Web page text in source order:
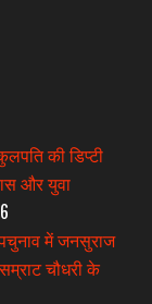
की डिप्टी
और युवा
में जनसुराज
चौधरी के